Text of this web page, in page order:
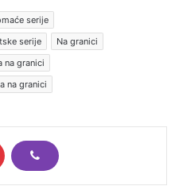
serije
serije
Na granici
na granici
na granici